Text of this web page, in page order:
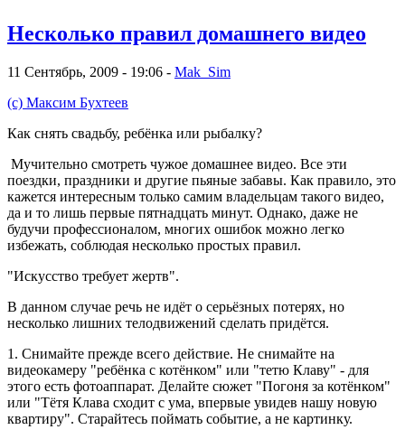
Несколько правил домашнего видео
11 Сентябрь, 2009 - 19:06 - Mak_Sim
(с) Максим Бухтеев
Как снять свадьбу, ребёнка или рыбалку?
Мучительно смотреть чужое домашнее видео. Все эти
поездки, праздники и другие пьяные забавы. Как правило, это
кажется интересным только самим владельцам такого видео,
да и то лишь первые пятнадцать минут. Однако, даже не
будучи профессионалом, многих ошибок можно легко
избежать, соблюдая несколько простых правил.
"Искусство требует жертв".
В данном случае речь не идёт о серьёзных потерях, но
несколько лишних телодвижений сделать придётся.
1. Снимайте прежде всего действие. Не снимайте на
видеокамеру "ребёнка с котёнком" или "тетю Клаву" - для
этого есть фотоаппарат. Делайте сюжет "Погоня за котёнком"
или "Тётя Клава сходит с ума, впервые увидев нашу новую
квартиру". Старайтесь поймать событие, а не картинку.